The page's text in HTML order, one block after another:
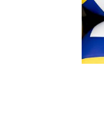
Oposta